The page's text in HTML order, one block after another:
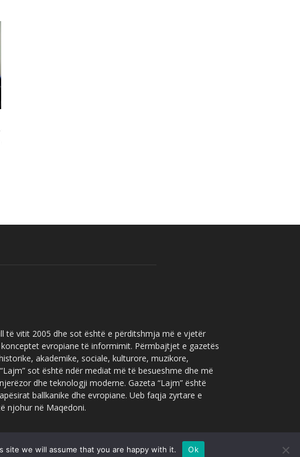
të vitit 2005 dhe sot është e përditshmja më e vjetër
evropiane të informimit. Përmbajtjet e gazetës
akademike, sociale, kulturore, muzikore,
sot është ndër mediat më të besueshme dhe më
dhe teknologji moderne. Gazeta “Lajm” është
ballkanike dhe evropiane. Ueb faqja zyrtare e
njohur në Maqedoni.
we will assume that you are happy with it. Ok